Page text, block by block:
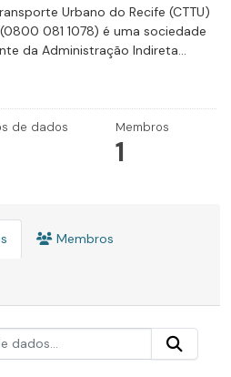
Urbano do Recife (CTTU)
081 1078) é uma sociedade
da Administração Indireta...
de dados Membros
1
Membros